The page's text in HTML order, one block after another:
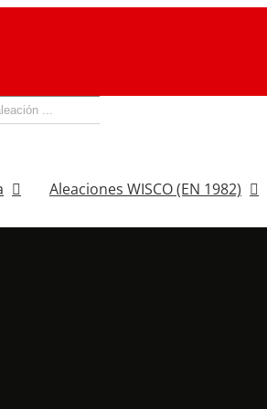
Aleaciones WISCO (EN 1982)